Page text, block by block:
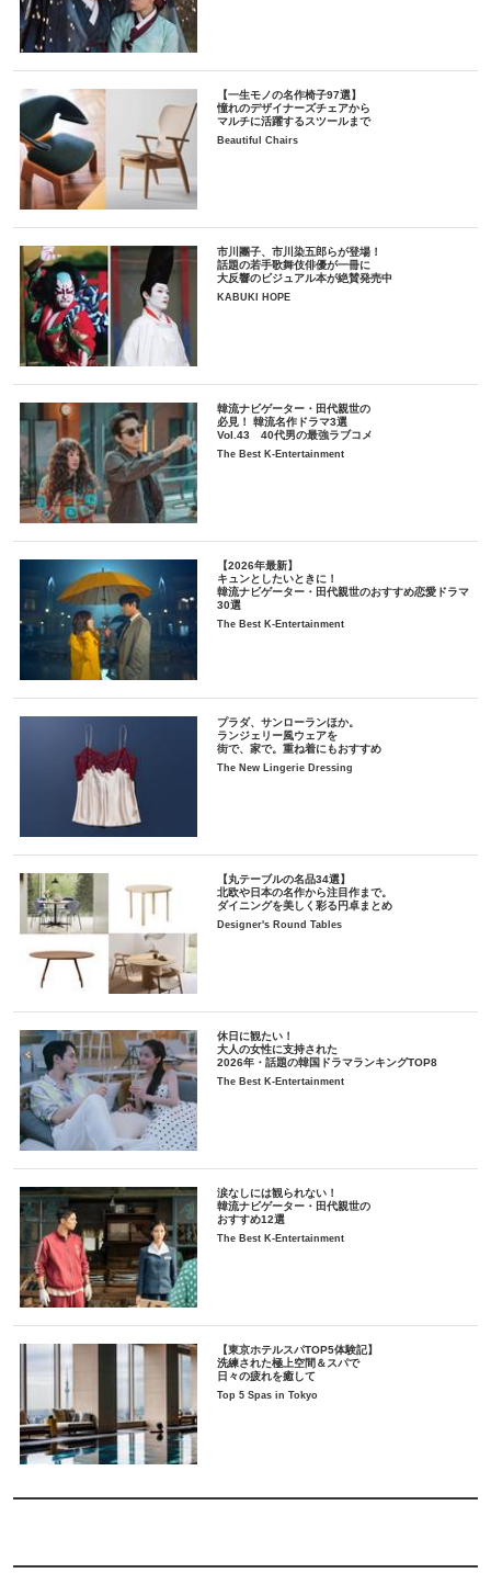
【一生モノの名作椅子97選】
憧れのデザイナーズチェアから
マルチに活躍するスツールまで
Beautiful Chairs
市川團子、市川染五郎らが登場！
話題の若手歌舞伎俳優が一冊に
大反響のビジュアル本が絶賛発売中
KABUKI HOPE
韓流ナビゲーター・田代親世の
必見！ 韓流名作ドラマ3選
Vol.43 40代男の最強ラブコメ
The Best K-Entertainment
【2026年最新】
キュンとしたいときに！
韓流ナビゲーター・田代親世のおすすめ恋愛ドラマ
30選
The Best K-Entertainment
プラダ、サンローランほか。
ランジェリー風ウェアを
街で、家で。重ね着にもおすすめ
The New Lingerie Dressing
【丸テーブルの名品34選】
北欧や日本の名作から注目作まで。
ダイニングを美しく彩る円卓まとめ
Designer's Round Tables
休日に観たい！
大人の女性に支持された
2026年・話題の韓国ドラマランキングTOP8
The Best K-Entertainment
涙なしには観られない！
韓流ナビゲーター・田代親世の
おすすめ12選
The Best K-Entertainment
【東京ホテルスパTOP5体験記】
洗練された極上空間＆スパで
日々の疲れを癒して
Top 5 Spas in Tokyo